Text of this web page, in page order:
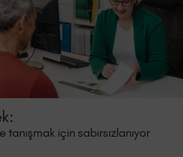
tanışmak için sabırsızlanıyor